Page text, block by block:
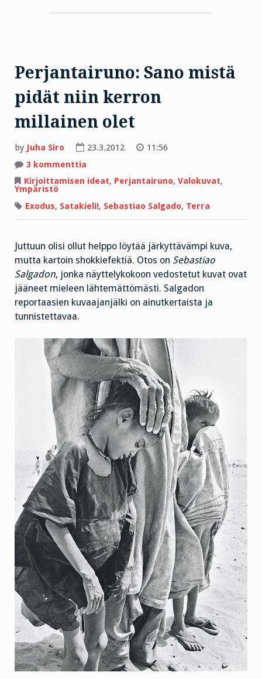
Perjantairuno: Sano mistä
pidät niin kerron
millainen olet
by Juha Siro 23.3.2012
11:56
3 kommenttia
Sano
mistä
niin
kerron
Kirjoittamisen ideat, Perjantairuno, Valokuvat,
Ympäristö
Exodus, Satakieli!, Sebastiao Salgado, Terra
Juttuun olisi ollut helppo löytää järkyttävämpi kuva,
mutta kartoin shokkiefektiä. Otos on Sebastiao
Salgadon, jonka näyttelykokoon vedostetut kuvat ovat
jääneet mieleen lähtemättömästi. Salgadon
reportaasien kuvaajanjälki on ainutkertaista ja
tunnistettavaa.